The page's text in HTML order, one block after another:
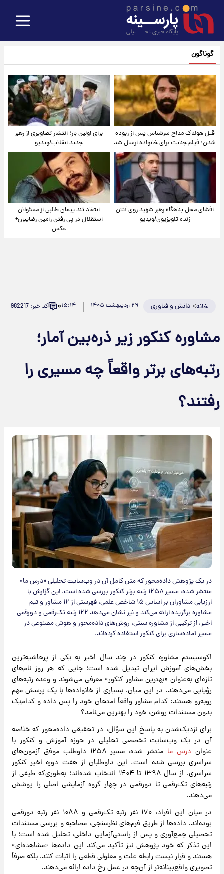
گوناگون
قتل هولناک مداح سرشناس پس از ربوده
شدن؛ فیلم جنایت برای خانواده ارسال شد
برای اولین بار؛ انتشار تصاویری از رهبر
جدید انقلاب/ویدیو
افشای محل پناهگاه‌ رهبر شهید روی آنتن
زنده تلویزیون/ویدیو
انتقاد تند پیمان طالبی از مسئولان
استقلال در پی رفتن رامین رضاییان+
عکس
خانه>دانش و فناوری ۲۹ اردیبهشت ۱۴۰۵ ۱۵:۱۴۰ کد خبر: 982217
مشاوره کنکور زیر ذره‌بین آمار؛
رتبه‌های برتر واقعاً چه مسیری را
رفتند؟
در یک پژوهش داده‌محور که متن کامل آن در وب‌سایت تحلیلی «درس ما»
منتشر شده، مسیر ۱۲۵۸ رتبه برتر کنکور بررسی شده است. این گزارش با
ارزیابی مشاوران بر اساس ۱۵ شاخص علمی، فهرستی از ۱۲ مشاور و تیم
مشاوره برگزیده ارائه می‌کند و نیز نشان می‌دهد ۱۲۲ رتبه تک‌رقمی و دورقمی
اخیر، از ترکیبی از مشاوره سنتی، روش‌های داده‌محور و هوش مصنوعی در
مسیر آماده‌سازی برای کنکور استفاده کرده‌اند.
اکوسیستم مشاوره کنکور در چند سال اخیر به یکی از پرحاشیه‌ترین
بخش‌های آموزش ایران تبدیل شده است؛ جایی که هر روز نام‌های
تازه‌ای به‌عنوان «بهترین مشاور کنکور» معرفی می‌شوند و وعده رتبه‌های
رؤیایی می‌دهند. در این میان، بسیاری از خانواده‌ها با یک پرسش مهم
روبه‌رو هستند: کدام مشاور واقعاً امتحان خود را پس داده و کدام‌یک
بدون مستندات روشن، خود را بهترین می‌نامد؟
برای نزدیک‌شدن به پاسخ این سؤال، در تحقیقی داده‌محور که خلاصه
آن در یک وب‌سایت تخصصی تحلیلی در حوزه آموزش و کنکور با
عنوان درس ما
منتشر شده، مسیر ۱۲۵۸ داوطلب موفق آزمون‌های
سراسری بررسی شده است. این داوطلبان از هفت دوره اخیر کنکور
سراسری، از سال ۱۳۹۸ تا ۱۴۰۴ انتخاب شده‌اند؛ به‌طوری‌که طیفی از
رتبه‌های تک‌رقمی تا دو‌رقمی در چهار گروه آزمایشی اصلی را پوشش
می‌دهند.
در میان این افراد، ۱۷۰ نفر رتبه تک‌رقمی و ۱۰۸۸ نفر رتبه دورقمی
بوده‌اند. داده‌ها از طریق فرم‌های نظرسنجی، مصاحبه و بررسی مستندات
تحصیلی جمع‌آوری و پس از راستی‌آزمایی داخلی، تحلیل شده است؛ با
این تذکر که خود پژوهش نیز تأکید می‌کند این داده‌ها «مشاهده‌ای»
هستند و قرار نیست رابطه علت و معلولی قطعی را اثبات کنند، بلکه صرفاً
تصویری واقع‌بینانه‌تر از آن‌چه در عمل رخ داده ارائه می‌دهند.